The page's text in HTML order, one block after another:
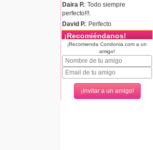
Daira P.: Todo siempre
perfecto!!!.
David P.: Perfecto
¡Recomiéndanos!
¡Recomienda Condonia.com a un
amigo!